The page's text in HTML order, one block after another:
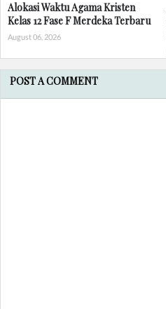
Alokasi Waktu Agama Kristen
Kelas 12 Fase F Merdeka Terbaru
August 06, 2026
POST A COMMENT